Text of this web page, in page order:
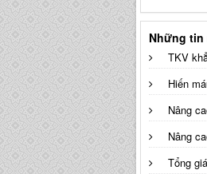
Những
TKV
Hiến
Nâng
Nâng
Tổng